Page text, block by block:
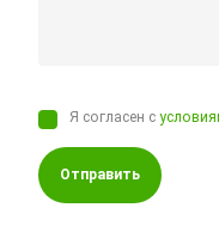
Я согласен с
Отправить